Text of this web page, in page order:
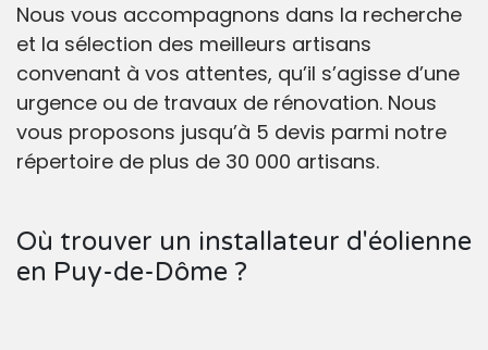
Nous vous accompagnons dans la recherche
et la sélection des meilleurs artisans
convenant à vos attentes, qu’il s’agisse d’une
urgence ou de travaux de rénovation. Nous
vous proposons jusqu’à 5 devis parmi notre
répertoire de plus de 30 000 artisans.
Où trouver un installateur d'éolienne
en Puy-de-Dôme ?